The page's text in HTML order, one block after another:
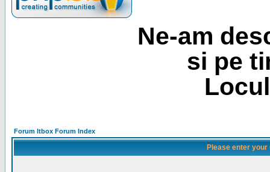
Ne-am
si pe
Forum Itbox Forum Index
Please enter